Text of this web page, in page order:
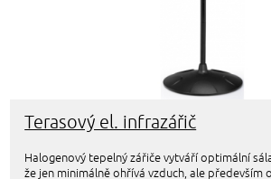
Terasový el. infrazářič
Halogenový tepelný zářiče vytváří optimální
že jen minimálně ohřívá vzduch, ale především